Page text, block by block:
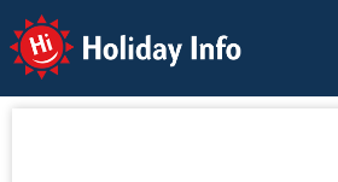
Holiday Info